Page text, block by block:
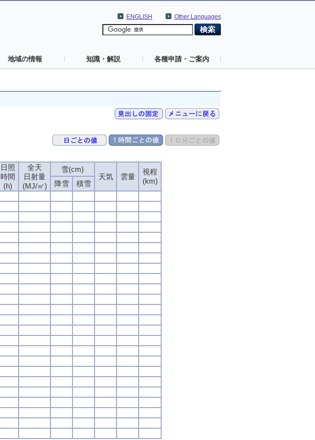
Other Languages
ENGLISH
地域の情報 知識・解説 各種申請・ご案内
日照
時間
(h)
全天
日射量
(MJ/㎡)
雪(cm)
天気
雲量
視程
(km)
降雪
積雪